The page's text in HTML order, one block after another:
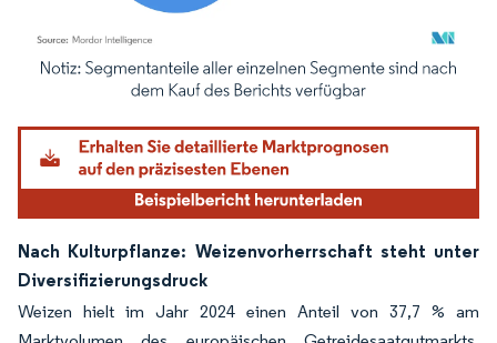
Bild © Mordor Intelligence. Wiederverwendung erfordert Namensnennung
Nach Kulturpflanze: Weizenvorherrschaft steht unter
Diversifizierungsdruck
Weizen hielt im Jahr 2024 einen Anteil von 37,7 % am